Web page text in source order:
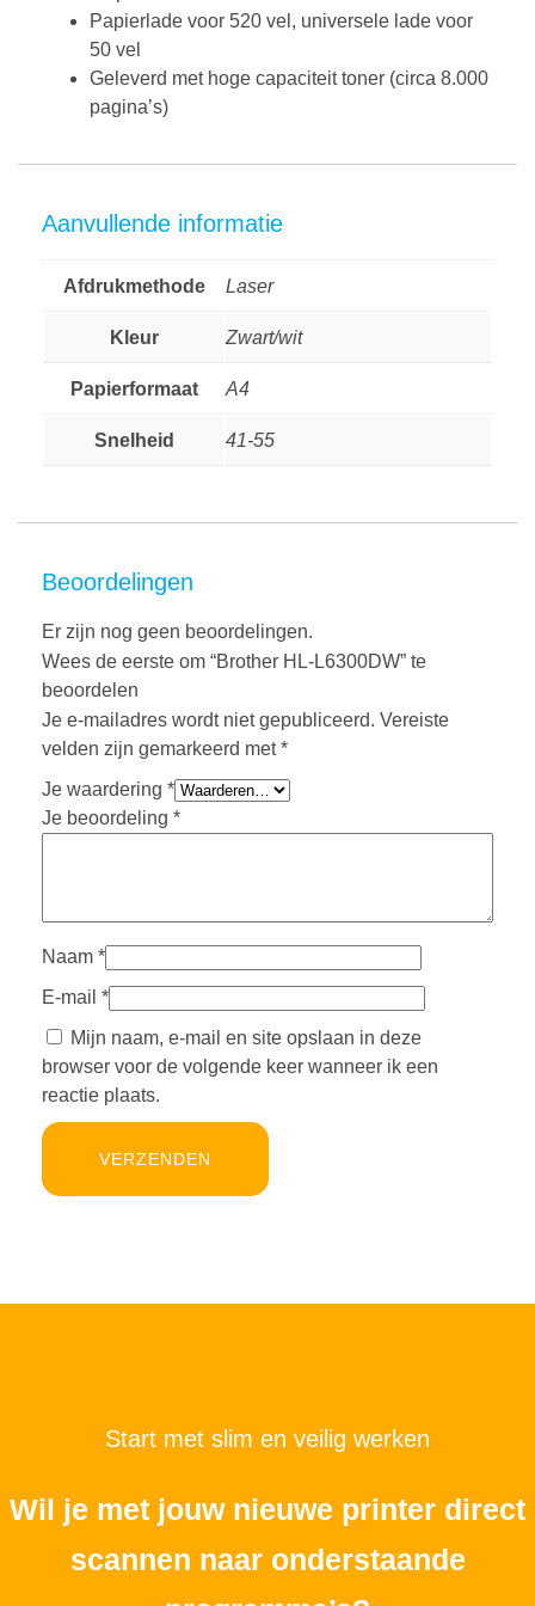
Papierlade voor 520 vel, universele lade voor
50 vel
Geleverd met hoge capaciteit toner (circa 8.000
pagina’s)
Aanvullende informatie
Afdrukmethode Laser
Kleur Zwart/wit
Papierformaat A4
Snelheid 41-55
Beoordelingen
Er zijn nog geen beoordelingen.
Wees de eerste om “Brother HL-L6300DW” te
beoordelen
Je e-mailadres wordt niet gepubliceerd. Vereiste
velden zijn gemarkeerd met*
Je waardering *
Je beoordeling *
Naam *
E-mail *
Mijn naam, e-mail en site opslaan in deze
browser voor de volgende keer wanneer ik een
reactie plaats.
Start met slim en veilig werken
Wil je met jouw nieuwe printer direct
scannen naar onderstaande